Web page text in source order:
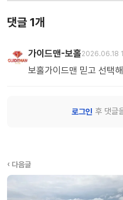
댓글 1개
가이드맨-보홀2026.06.18
보홀가이드맨 믿고 선택
로그인 후 댓글
‹ 다음글